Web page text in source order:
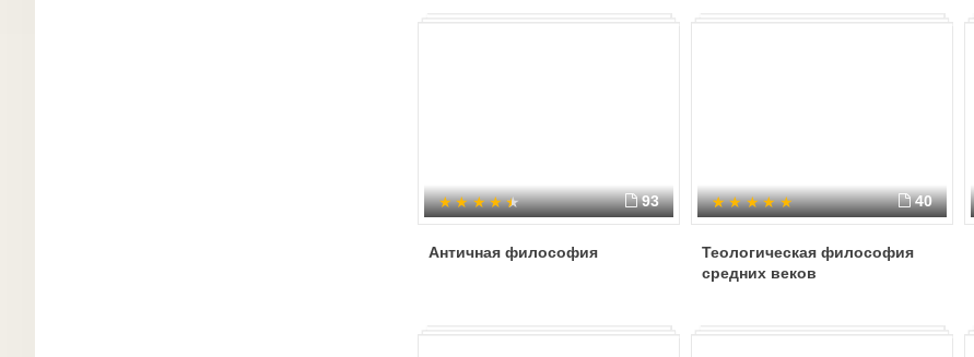
93
Античная философия
40
Теологическая философия
средних веков